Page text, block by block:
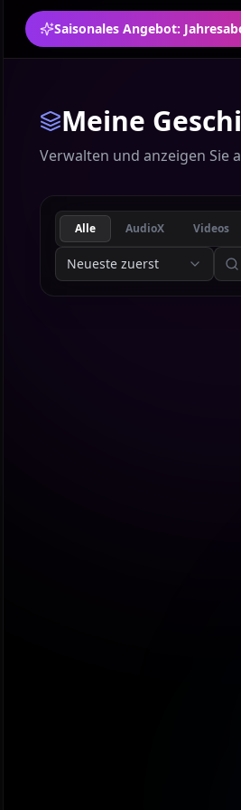
Meine
Verwalten und anzeigen Sie
Alle AudioX Videos
Neueste zuerst